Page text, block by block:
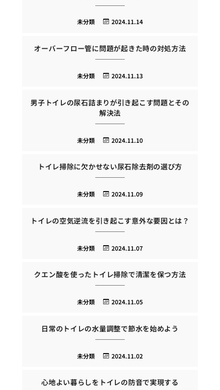
2024.11.14
未分類
オーバーフロー管に問題が起きた時の対処方法
2024.11.13
未分類
男子トイレの尿石詰まりが引き起こす問題とその
解決法
2024.11.10
未分類
トイレ掃除に欠かせない尿石除去剤の選び方
2024.11.09
未分類
トイレの空気逆流を引き起こす意外な要因とは？
2024.11.07
未分類
クエン酸を使ったトイレ掃除で清潔を保つ方法
2024.11.05
未分類
日常のトイレの水量調整で節水を始めよう
2024.11.02
未分類
心地よい暮らしをトイレの防音で実現する